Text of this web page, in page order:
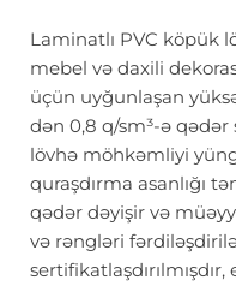
Laminatlı PVC köpük
mebel və daxili
üçün uyğunlaşan
dən 0,8 q/sm³-ə qədər
lövhə möhkəmliyi
quraşdırma asanlığı
qədər dəyişir və
və rəngləri